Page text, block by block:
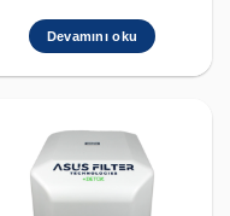
Devamını oku